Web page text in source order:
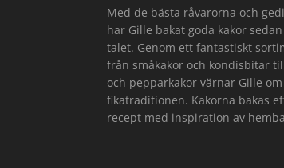
Med de bästa råvarorna och
har Gille bakat goda kakor
talet. Genom ett fantastiskt
från småkakor och kondisbitar
och pepparkakor värnar Gille
fikatraditionen. Kakorna bakas
recept med inspiration av